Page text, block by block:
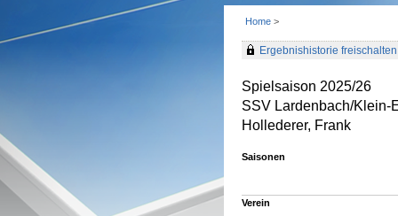
Home >
Ergebnishistorie freischalten
Spielsaison 2025/26
SSV Lardenbach/Klein-
Hollederer, Frank
Saisonen
Verein